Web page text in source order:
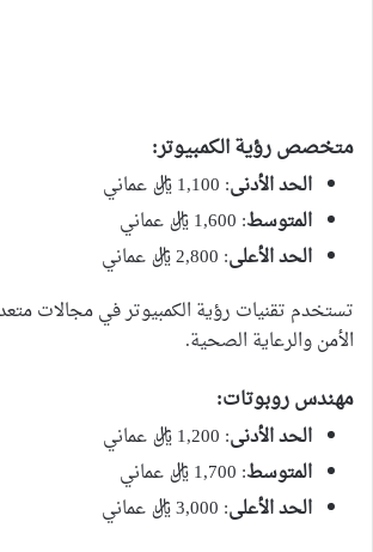
متخصص رؤية الكمبيوتر:
الحد الأدنى: 1,100 ريال عماني
المتوسط: 1,600 ريال عماني
الحد الأعلى: 2,800 ريال عماني
تستخدم تقنيات رؤية الكمبيوتر في مجالات
الأمن والرعاية الصحية.
مهندس روبوتات:
الحد الأدنى: 1,200 ريال عماني
المتوسط: 1,700 ريال عماني
الحد الأعلى: 3,000 ريال عماني